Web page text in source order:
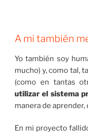
A mi también
Yo también soy
mucho) y, como tal,
(como en tantas
utilizar el sistema
manera de
En mi proyecto